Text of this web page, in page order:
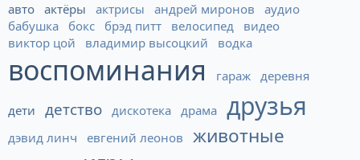
авто актёры актрисы андрей миронов
аудио
бабушка
бокс брэд питт велосипед
видео
виктор цой
владимир высоцкий водка
воспоминания гараж деревня
дети детство дискотека драма друзья
дэвид линч евгений леонов животные